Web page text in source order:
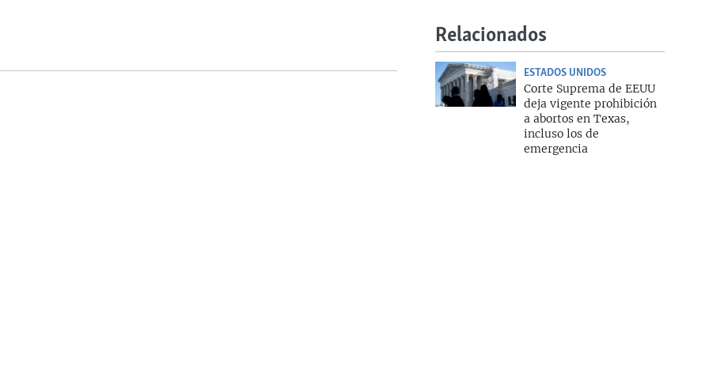
Relacionados
ESTADOS UNIDOS
Corte Suprema de EEUU
deja vigente prohibición
a abortos en Texas,
incluso los de
emergencia